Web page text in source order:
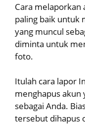
Cara melaporkan
paling baik untuk
yang muncul
diminta untuk
foto.
Itulah cara lapor
menghapus akun
sebagai Anda.
tersebut dihapus